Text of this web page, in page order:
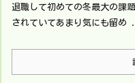
退職して初めての冬最大の課
されていてあまり気にも留め